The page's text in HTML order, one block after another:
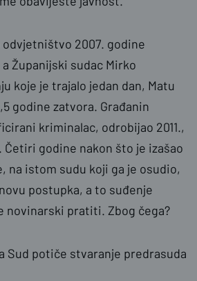
2007. godine
Županijski sudac Mirko
koje je trajalo jedan dan, Matu
godine zatvora. Građanin
kriminalac, odrobijao 2011.,
Četiri godine nakon što je izašao
na istom sudu koji ga je osudio,
postupka, a to suđenje
novinarski pratiti. Zbog čega?
Sud potiče stvaranje predrasuda